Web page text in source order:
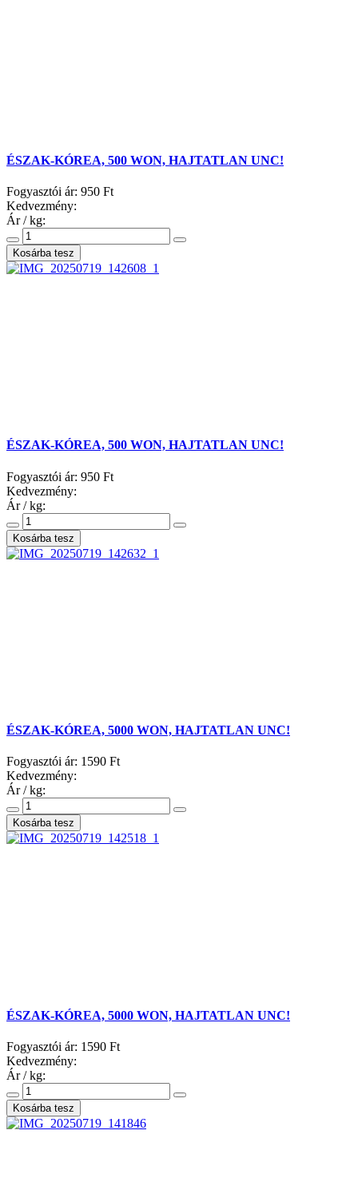
ÉSZAK-KÓREA, 500 WON, HAJTATLAN UNC!
Fogyasztói ár: 950 Ft
Kedvezmény:
Ár / kg:
ÉSZAK-KÓREA, 500 WON, HAJTATLAN UNC!
Fogyasztói ár: 950 Ft
Kedvezmény:
Ár / kg:
ÉSZAK-KÓREA, 5000 WON, HAJTATLAN UNC!
Fogyasztói ár: 1590 Ft
Kedvezmény:
Ár / kg:
ÉSZAK-KÓREA, 5000 WON, HAJTATLAN UNC!
Fogyasztói ár: 1590 Ft
Kedvezmény:
Ár / kg: